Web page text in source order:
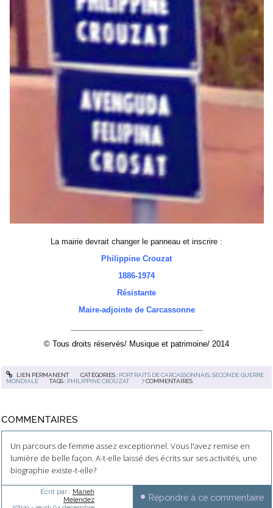
La mairie devrait changer le panneau et inscrire :
Philippine Crouzat
1886-1974
Résistante
Maire-adjointe de Carcassonne
© Tous droits réservés/ Musique et patrimoine/ 2014
LIEN PERMANENT CATÉGORIES : PORTRAITS DE CARCASSONNAIS, SECONDE GUERRE
MONDIALE
TAGS : PHILIPPINE CROUZAT 7 COMMENTAIRES
COMMENTAIRES
Un parcours de femme assez exceptionnel. Vous l'avez remise en
lumière de belle façon. A-t-elle laissé des écrits sur ses activités, une
biographie existe-t-elle?
Écrit par : Marieh
Melendez
Répondre à ce commentaire